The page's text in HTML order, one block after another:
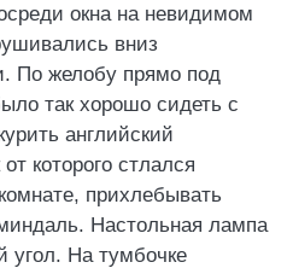
окна на невидимом
вниз
По желобу прямо под
так хорошо сидеть с
английский
которого стлался
прихлебывать
Настольная лампа
угол. На тумбочке